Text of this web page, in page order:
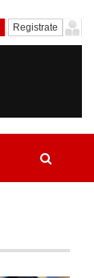
Registrate